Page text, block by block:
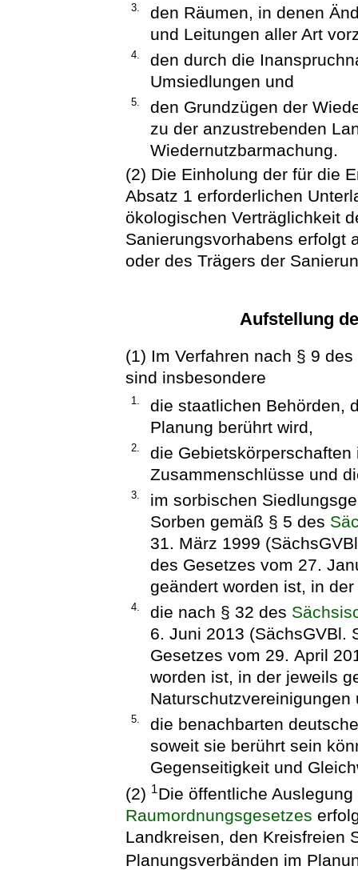
3.
den Räumen, in denen
und Leitungen aller Art
4.
den durch die
Umsiedlungen und
5.
den Grundzügen der
zu der anzustrebenden
Wiedernutzbarmachung.
(2) Die Einholung der für die
Absatz 1 erforderlichen
ökologischen Verträglichkeit
Sanierungsvorhabens erfolgt
oder des Trägers der
Aufstellung
(1) Im Verfahren nach § 9 des
sind insbesondere
1.
die staatlichen Behörden,
Planung berührt wird,
2.
die
Zusammenschlüsse und
3.
im sorbischen
Sorben gemäß § 5 des
31. März 1999
des Gesetzes vom 27.
geändert worden ist, in
4. die nach § 32 des
6. Juni 2013 (SächsGVBl.
Gesetzes vom 29. April
worden ist, in der jeweils
Naturschutzvereinigungen
5.
die benachbarten
soweit sie berührt sein
Gegenseitigkeit und
(2) 1Die öffentliche
Raumordnungsgesetzes
Landkreisen, den Kreisfreien
Planungsverbänden im